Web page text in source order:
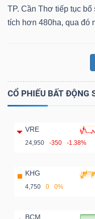
TP. Cần Thơ tiếp tục
tích hơn 480ha, qua đó
CỔ PHIẾU BẤT ĐỘNG
VRE
24,950 -350 -1.38%
KHG
4,750 0 0%
BCM